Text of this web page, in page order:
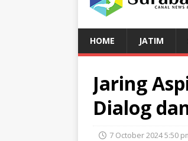
HOME JATIM
Jaring
Dialog
7 October 2024 5:50